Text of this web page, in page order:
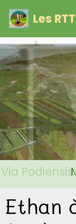
Les
Via
Ethan